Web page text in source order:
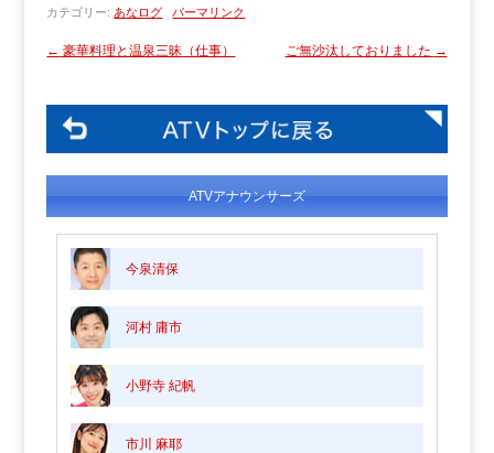
カテゴリー:あなログ パーマリンク
← 豪華料理と温泉三昧（仕事） ご無沙汰しておりました →
ATVアナウンサーズ
今泉清保
河村 庸市
小野寺 紀帆
市川 麻耶